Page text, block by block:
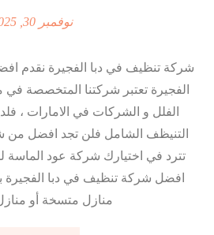
نوفمبر 30, 2025
شركة تنظيف في دبا الفجيرة نقدم
الفجيرة تعتبر شركتنا المتخصصة
الفلل و الشركات في الامارات ،
التنيظف الشامل فلن تجد افضل من
تترد في اختيارك شركة عود الماسة
افضل شركة تنظيف في دبا الفجيرة
منازل متسخة أو